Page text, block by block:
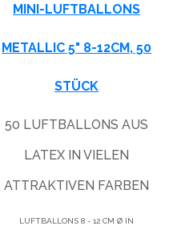
MINI-LUFTBALLONS
METALLIC 5" 8-12CM, 50
STÜCK
50 LUFTBALLONS AUS
LATEX IN VIELEN
ATTRAKTIVEN FARBEN
LUFTBALLONS 8 - 12 CM Ø IN